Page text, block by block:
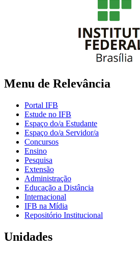
Menu de Relevância
Portal IFB
Estude no IFB
Espaço do/a Estudante
Espaço do/a Servidor/a
Concursos
Ensino
Pesquisa
Extensão
Administração
Educação a Distância
Internacional
IFB na Mídia
Repositório Institucional
Unidades